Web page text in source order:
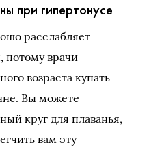
при гипертонусе
расслабляет
врачи
возраста купать
Вы можете
круг для плаванья,
вам эту